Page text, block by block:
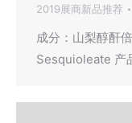
2019展商新品推荐
成分：山梨醇酐
Sesquioleate 产